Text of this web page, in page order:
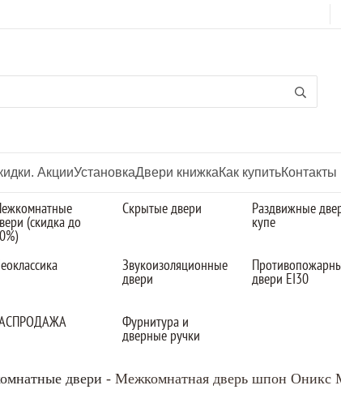
АкцииУстановкаДвери книжкаКак купитьКонтакты
(скидка до
Скрытые двери Раздвижные
купе
Звукоизоляционные
двери двери EI30
Фурнитура и
дверные ручки
двери - Межкомнатная дверь шпон Оникс